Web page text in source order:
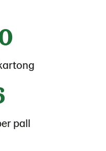
pall